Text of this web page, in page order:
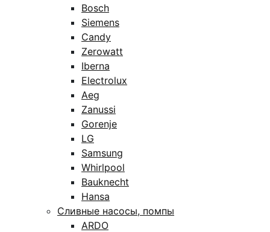
Bosch
Siemens
Candy
Zerowatt
Iberna
Electrolux
Aeg
Zanussi
Gorenje
LG
Samsung
Whirlpool
Bauknecht
Hansa
Сливные насосы, помпы
ARDO